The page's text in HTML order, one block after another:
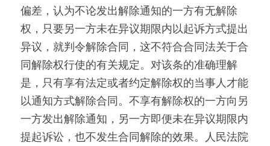
偏差，认为不论发出解除通知的一方有无解除
权，只要另一方未在异议期限内以起诉方式提出
异议，就判令解除合同，这不符合合同法关于合
同解除权行使的有关规定。对该条的准确理解
是，只有享有法定或者约定解除权的当事人才能
以通知方式解除合同。不享有解除权的一方向另
一方发出解除通知，另一方即便未在异议期限内
提起诉讼，也不发生合同解除的效果。人民法院